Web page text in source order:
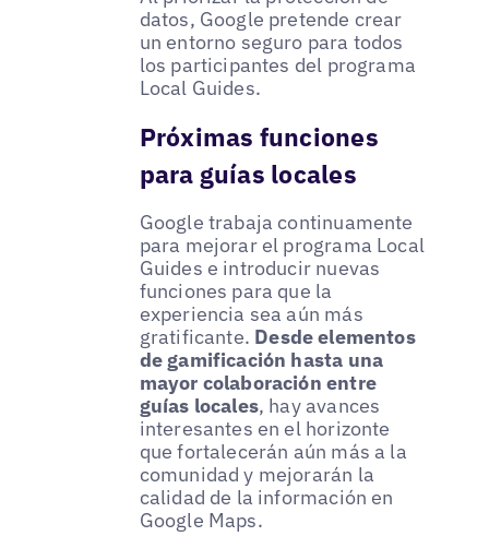
datos, Google pretende crear
un entorno seguro para todos
los participantes del programa
Local Guides.
Próximas funciones
para guías locales
Google trabaja continuamente
para mejorar el programa Local
Guides e introducir nuevas
funciones para que la
experiencia sea aún más
gratificante. Desde elementos
de gamificación hasta una
mayor colaboración entre
guías locales, hay avances
interesantes en el horizonte
que fortalecerán aún más a la
comunidad y mejorarán la
calidad de la información en
Google Maps.